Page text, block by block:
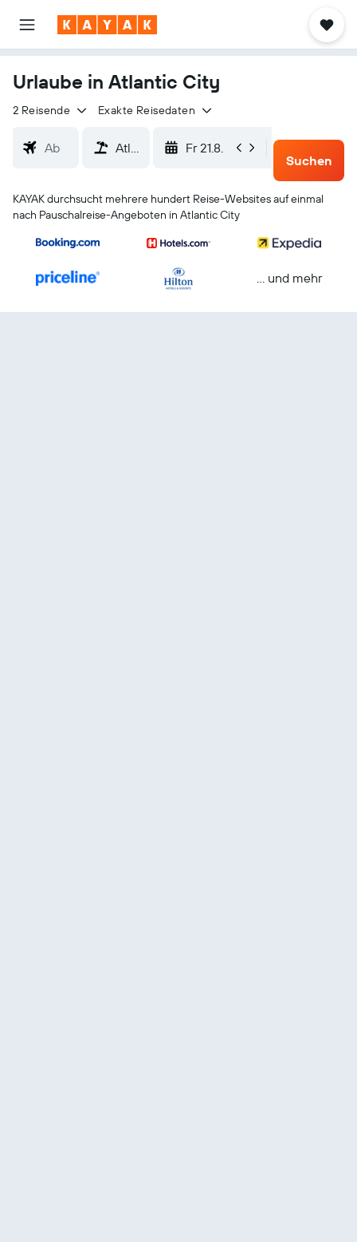
Urlaube in Atlantic City
2 Reisende Exakte Reisedaten
Fr 21.8.
Mo 24.8.
Suchen
KAYAK durchsucht mehrere hundert Reise-Websites auf einmal
nach Pauschalreise-Angeboten in Atlantic City
… und mehr